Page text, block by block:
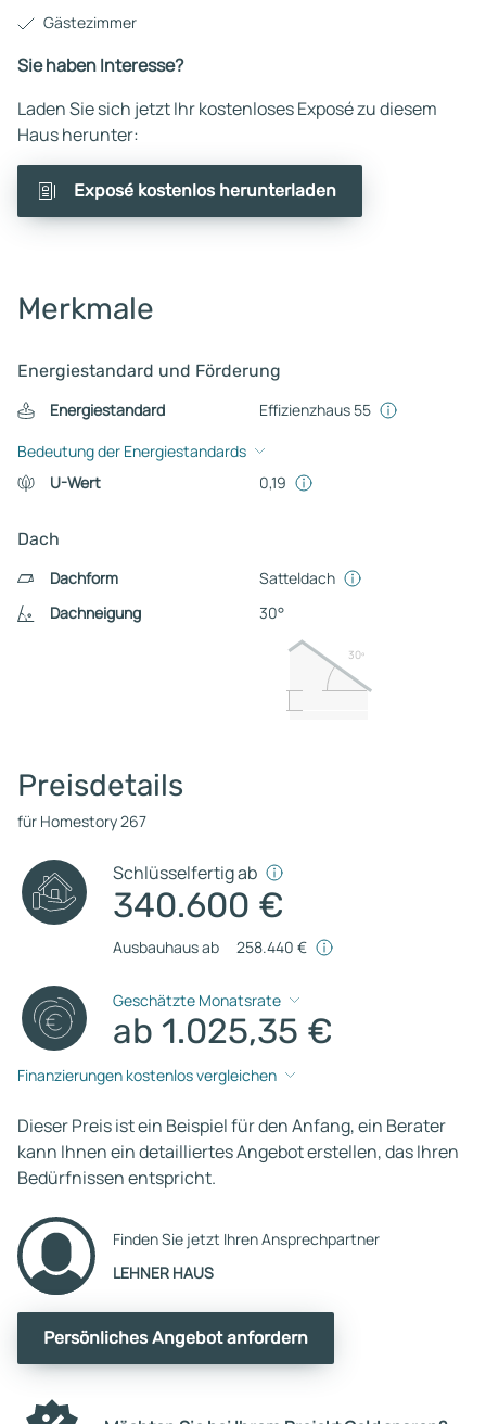
Gästezimmer
Sie haben Interesse?
Laden Sie sich jetzt Ihr kostenloses Exposé zu diesem
Haus herunter:
Exposé kostenlos herunterladen
Merkmale
Energiestandard und Förderung
Energiestandard
Effizienzhaus 55
Bedeutung der Energiestandards
U-Wert
0,19
Dach
Dachform
Satteldach
Dachneigung
30°
30º
Preisdetails
für Homestory 267
Schlüsselfertig ab
340.600 €
Ausbauhaus ab 258.440 €
Geschätzte Monatsrate
ab 1.025,35 €
Finanzierungen kostenlos vergleichen
Dieser Preis ist ein Beispiel für den Anfang, ein Berater
kann Ihnen ein detailliertes Angebot erstellen, das Ihren
Bedürfnissen entspricht.
Finden Sie jetzt Ihren Ansprechpartner
LEHNER HAUS
Persönliches Angebot anfordern